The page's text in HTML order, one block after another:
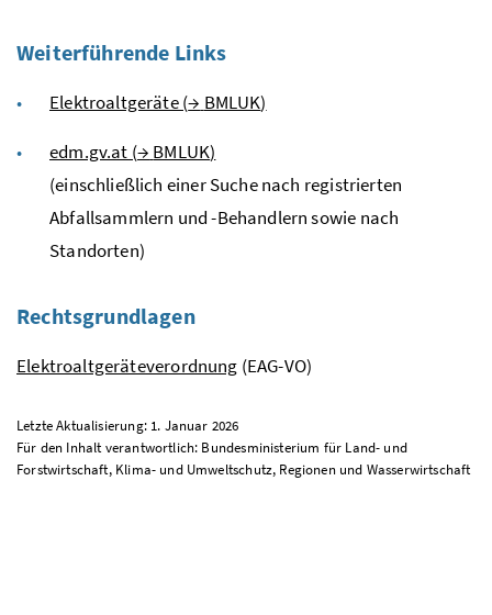
Weiterführende Links
Elektroaltgeräte (→ BMLUK)
edm.gv.at (→ BMLUK)
(einschließlich einer Suche nach registrierten
Abfallsammlern und -Behandlern sowie nach
Standorten)
Rechtsgrundlagen
Elektroaltgeräteverordnung (EAG-VO)
Letzte Aktualisierung: 1. Januar 2026
Für den Inhalt verantwortlich: Bundesministerium für Land- und
Forstwirtschaft, Klima- und Umweltschutz, Regionen und Wasserwirtschaft